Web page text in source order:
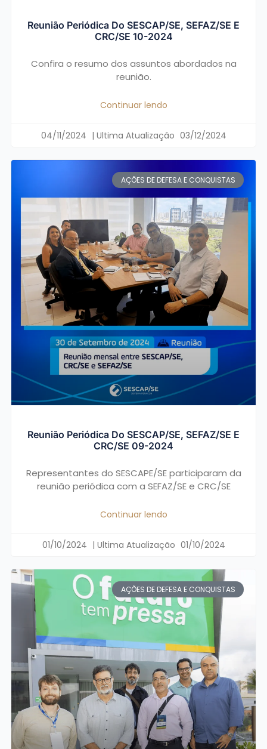
Reunião Periódica Do SESCAP/SE, SEFAZ/SE E
CRC/SE 10-2024
Confira o resumo dos assuntos abordados na
reunião.
Continuar lendo
04/11/2024 03/12/2024
AÇÕES DE DEFESA E CONQUISTAS
Reunião Periódica Do SESCAP/SE, SEFAZ/SE E
CRC/SE 09-2024
Representantes do SESCAPE/SE participaram da
reunião periódica com a SEFAZ/SE e CRC/SE
Continuar lendo
01/10/2024 01/10/2024
AÇÕES DE DEFESA E CONQUISTAS